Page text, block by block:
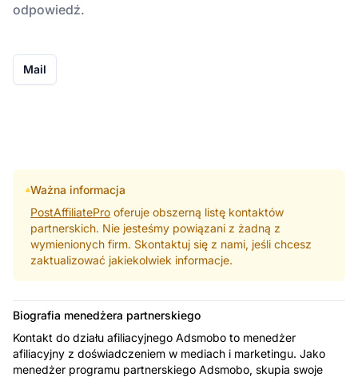
odpowiedź.
Mail
Ważna informacja
PostAffiliatePro oferuje obszerną listę kontaktów
partnerskich. Nie jesteśmy powiązani z żadną z
wymienionych firm. Skontaktuj się z nami, jeśli chcesz
zaktualizować jakiekolwiek informacje.
Biografia menedżera partnerskiego
Kontakt do działu afiliacyjnego Adsmobo to menedżer
afiliacyjny z doświadczeniem w mediach i marketingu. Jako
menedżer programu partnerskiego Adsmobo, skupia swoje